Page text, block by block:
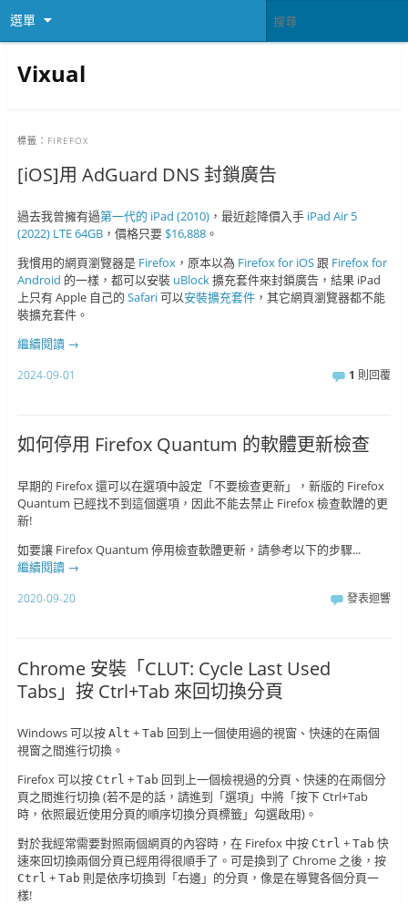
選單
Vixual
標籤： FIREFOX
[iOS]用 AdGuard DNS 封鎖廣告
過去我曾擁有過第一代的 iPad (2010)，最近趁降價入手 iPad Air 5
(2022) LTE 64GB，價格只要 $16,888。
我慣用的網頁瀏覽器是 Firefox，原本以為 Firefox for iOS跟 Firefox for
Android 的一樣，都可以安裝 uBlock擴充套件來封鎖廣告，結果 iPad
上只有 Apple 自己的 Safari可以安裝擴充套件，其它網頁瀏覽器都不能
裝擴充套件。
繼續閱讀 →
2024-09-01 1 則回覆
如何停用 Firefox Quantum 的軟體更新檢查
早期的 Firefox 還可以在選項中設定「不要檢查更新」，新版的 Firefox
Quantum 已經找不到這個選項，因此不能去禁止 Firefox 檢查軟體的更
新!
如要讓 Firefox Quantum 停用檢查軟體更新，請參考以下的步驟...
繼續閱讀 →
2020-09-20 發表迴響
Chrome 安裝「CLUT: Cycle Last Used
Tabs」按 Ctrl+Tab 來回切換分頁
Windows 可以按 Alt + Tab 回到上一個使用過的視窗、快速的在兩個
視窗之間進行切換。
Firefox 可以按 Ctrl + Tab 回到上一個檢視過的分頁、快速的在兩個分
頁之間進行切換 (若不是的話，請進到「選項」中將「按下 Ctrl+Tab
時，依照最近使用分頁的順序切換分頁標籤」勾選啟用)。
對於我經常需要對照兩個網頁的內容時，在 Firefox 中按 Ctrl + Tab 快
速來回切換兩個分頁已經用得很順手了。可是換到了 Chrome 之後，按
Ctrl + Tab 則是依序切換到「右邊」的分頁，像是在導覽各個分頁一
樣!